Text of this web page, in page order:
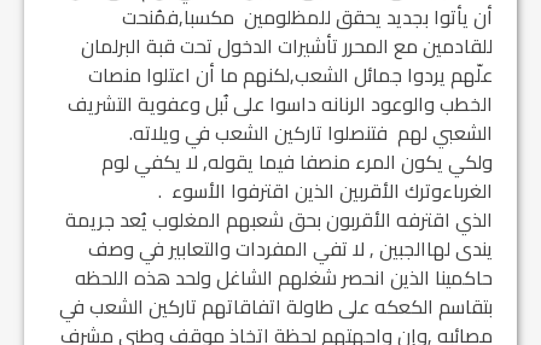
أن يأتوا بجديد يحقق للمظلومين مكسبا,فمُنحت
للقادمين مع المحرر تأشيرات الدخول تحت قبة البرلمان
علّهم يردوا جمائل الشعب,لكنهم ما أن اعتلوا منصات
الخطب والوعود الرنانه داسوا على نُبل وعفوية التشريف
الشعبي لهم فتنصلوا تاركين الشعب في ويلاته.
ولكي يكون المرء منصفا فيما يقوله, لا يكفي لوم
الغرباءوترك الأقربين الذين اقترفوا الأسوء .
الذي اقترفه الأقربون بحق شعبهم المغلوب يُعد جريمة
يندى لهاالجبين , لا تفي المفردات والتعابير في وصف
حاكمينا الذين انحصر شغلهم الشاغل ولحد هذه اللحظه
بتقاسم الكعكه على طاولة اتفاقاتهم تاركين الشعب في
مصائبه ,وإن واجهتهم لحظة اتخاذ موقف وطني مشرف